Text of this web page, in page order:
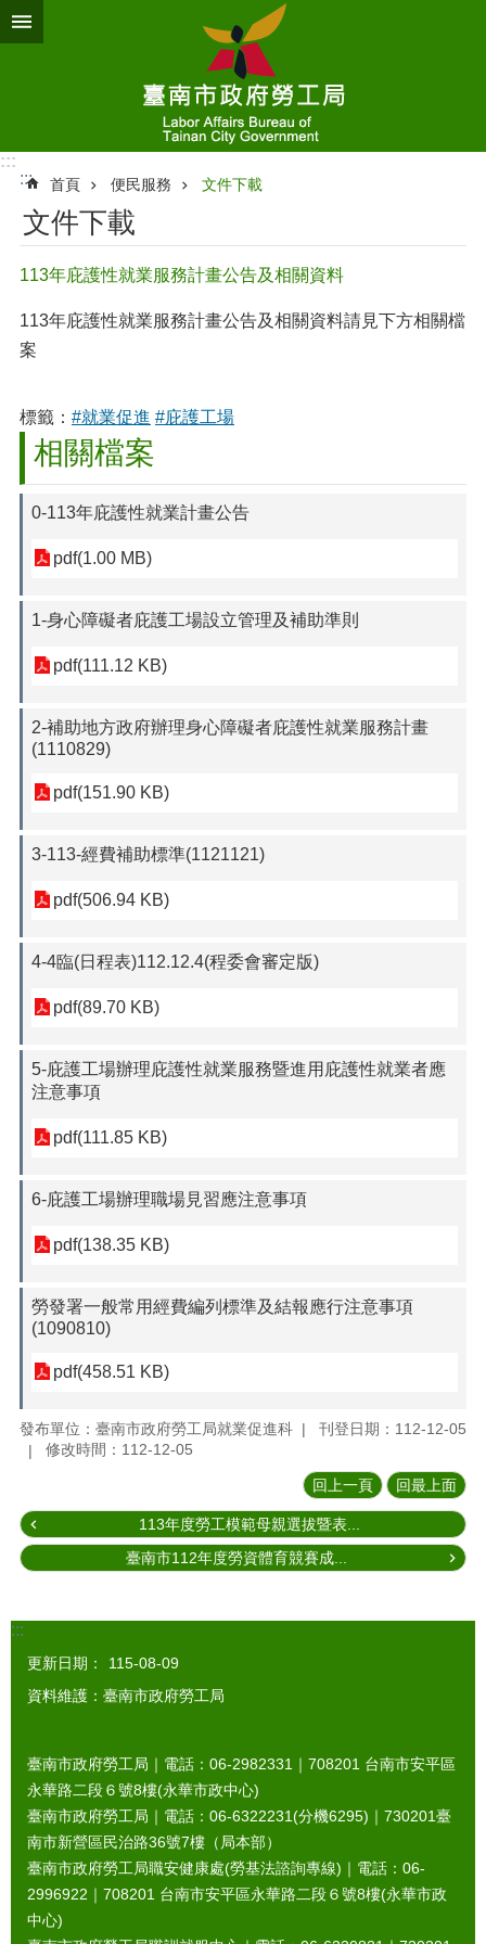
跳到主要內容區塊
:::
:::
首頁 便民服務 文件下載
文件下載
113年庇護性就業服務計畫公告及相關資料
113年庇護性就業服務計畫公告及相關資料請見下方相關檔
案
標籤： #就業促進 #庇護工場
相關檔案
0-113年庇護性就業計畫公告
pdf(1.00 MB)
1-身心障礙者庇護工場設立管理及補助準則
pdf(111.12 KB)
2-補助地方政府辦理身心障礙者庇護性就業服務計畫
(1110829)
pdf(151.90 KB)
3-113-經費補助標準(1121121)
pdf(506.94 KB)
4-4臨(日程表)112.12.4(程委會審定版)
pdf(89.70 KB)
5-庇護工場辦理庇護性就業服務暨進用庇護性就業者應
注意事項
pdf(111.85 KB)
6-庇護工場辦理職場見習應注意事項
pdf(138.35 KB)
勞發署一般常用經費編列標準及結報應行注意事項
(1090810)
pdf(458.51 KB)
發布單位：臺南市政府勞工局就業促進科
刊登日期：112-12-05
修改時間：112-12-05
回上一頁 回最上面
113年度勞工模範母親選拔暨表...
臺南市112年度勞資體育競賽成...
:::
更新日期：
115-08-09
資料維護：臺南市政府勞工局
臺南市政府勞工局｜電話：06-2982331｜ 708201 台南市安平區
永華路二段６號8樓(永華市政中心)
臺南市政府勞工局｜電話：06-6322231(分機6295)｜ 730201臺
南市新營區民治路36號7樓（局本部）
臺南市政府勞工局職安健康處(勞基法諮詢專線)｜電話：06-
2996922｜ 708201 台南市安平區永華路二段６號8樓(永華市政
中心)